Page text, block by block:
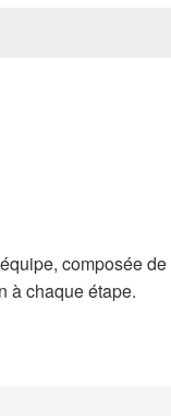
composée de
à chaque étape.